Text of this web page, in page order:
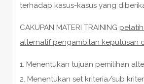
terhadap kasus-kasus yang
CAKUPAN MATERI TRAINING
alternatif pengambilan keputusan
1. Menentukan tujuan pemilihan
2. Menentukan set kriteria/sub